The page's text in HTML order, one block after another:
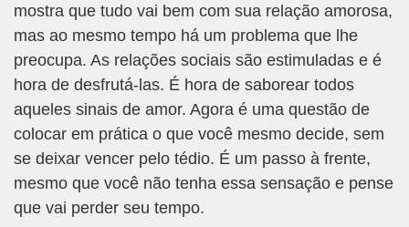
mostra que tudo vai bem com sua relação amorosa,
mas ao mesmo tempo há um problema que lhe
preocupa. As relações sociais são estimuladas e é
hora de desfrutá-las. É hora de saborear todos
aqueles sinais de amor. Agora é uma questão de
colocar em prática o que você mesmo decide, sem
se deixar vencer pelo tédio. É um passo à frente,
mesmo que você não tenha essa sensação e pense
que vai perder seu tempo.